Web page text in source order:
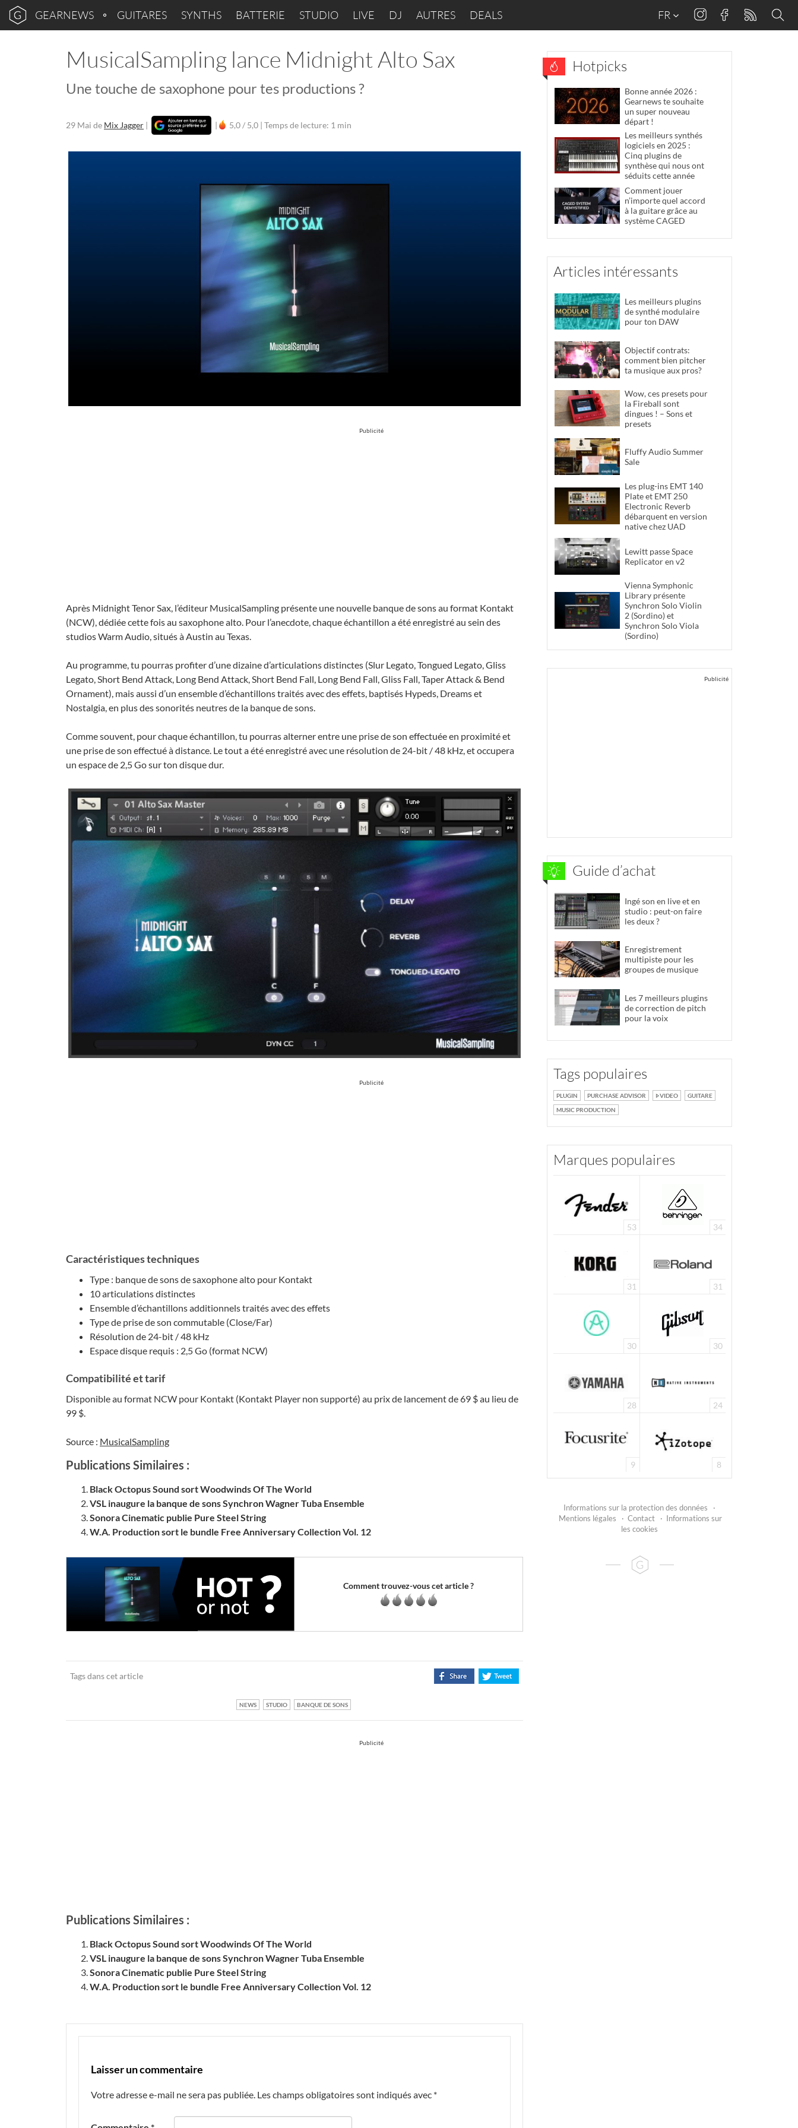
GEARNEWS GUITARES SYNTHS BATTERIE STUDIO LIVE DJ AUTRES DEALS FR
MusicalSampling lance Midnight Alto Sax
Une touche de saxophone pour tes productions ?
29 Mai de Mix Jagger | | 5,0 / 5,0 | Temps de lecture: 1 min
Publicité
Après Midnight Tenor Sax, l’éditeur MusicalSampling présente une nouvelle banque de sons au format Kontakt
(NCW), dédiée cette fois au saxophone alto. Pour l’anecdote, chaque échantillon a été enregistré au sein des
studios Warm Audio, situés à Austin au Texas.
Au programme, tu pourras profiter d’une dizaine d’articulations distinctes (Slur Legato, Tongued Legato, Gliss
Legato, Short Bend Attack, Long Bend Attack, Short Bend Fall, Long Bend Fall, Gliss Fall, Taper Attack & Bend
Ornament), mais aussi d’un ensemble d’échantillons traités avec des effets, baptisés Hypeds, Dreams et
Nostalgia, en plus des sonorités neutres de la banque de sons.
Comme souvent, pour chaque échantillon, tu pourras alterner entre une prise de son effectuée en proximité et
une prise de son effectué à distance. Le tout a été enregistré avec une résolution de 24-bit / 48 kHz, et occupera
un espace de 2,5 Go sur ton disque dur.
Publicité
Caractéristiques techniques
Type : banque de sons de saxophone alto pour Kontakt
10 articulations distinctes
Ensemble d’échantillons additionnels traités avec des effets
Type de prise de son commutable (Close/Far)
Résolution de 24-bit / 48 kHz
Espace disque requis : 2,5 Go (format NCW)
Compatibilité et tarif
Disponible au format NCW pour Kontakt (Kontakt Player non supporté) au prix de lancement de 69 $ au lieu de
99 $.
Source : MusicalSampling
Publications Similaires :
Black Octopus Sound sort Woodwinds Of The World
VSL inaugure la banque de sons Synchron Wagner Tuba Ensemble
Sonora Cinematic publie Pure Steel String
W.A. Production sort le bundle Free Anniversary Collection Vol. 12
Comment trouvez-vous cet article ?
Tags dans cet article
NEWS STUDIO BANQUE DE SONS
Publicité
Publications Similaires :
Black Octopus Sound sort Woodwinds Of The World
VSL inaugure la banque de sons Synchron Wagner Tuba Ensemble
Sonora Cinematic publie Pure Steel String
W.A. Production sort le bundle Free Anniversary Collection Vol. 12
Laisser un commentaire
Votre adresse e-mail ne sera pas publiée. Les champs obligatoires sont indiqués avec *
Hotpicks
Bonne année 2026 :
Gearnews te souhaite
un super nouveau
départ !
Les meilleurs synthés
logiciels en 2025 :
Cinq plugins de
synthèse qui nous ont
séduits cette année
Comment jouer
n’importe quel accord
à la guitare grâce au
système CAGED
Articles intéressants
Les meilleurs plugins
de synthé modulaire
pour ton DAW
Objectif contrats:
comment bien pitcher
ta musique aux pros?
Wow, ces presets pour
la Fireball sont
dingues ! – Sons et
presets
Fluffy Audio Summer
Sale
Les plug-ins EMT 140
Plate et EMT 250
Electronic Reverb
débarquent en version
native chez UAD
Lewitt passe Space
Replicator en v2
Vienna Symphonic
Library présente
Synchron Solo Violin
2 (Sordino) et
Synchron Solo Viola
(Sordino)
Publicité
Guide d’achat
Ingé son en live et en
studio : peut-on faire
les deux ?
Enregistrement
multipiste pour les
groupes de musique
Les 7 meilleurs plugins
de correction de pitch
pour la voix
Tags populaires
PLUGIN PURCHASE ADVISOR VIDEO
GUITARE
MUSIC PRODUCTION
Marques populaires
53 34
31 31
30 30
28 24
9 8
Informations sur la protection des données
·
Mentions légales
· Contact · Informations sur
les cookies